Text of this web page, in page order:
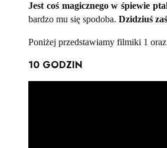
Jest coś magicznego w śpiewie
bardzo mu się spodoba. Dzidziuś
Poniżej przedstawiamy filmiki 1
10 GODZIN